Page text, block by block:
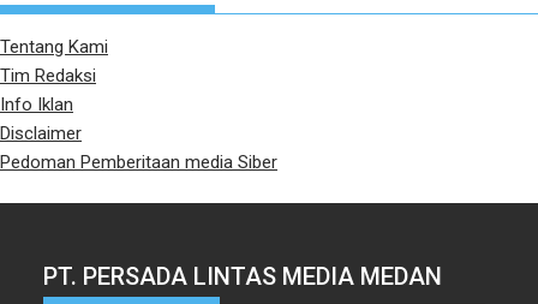
Tentang Kami
Tim Redaksi
Info Iklan
Disclaimer
Pedoman Pemberitaan media Siber
PT. PERSADA LINTAS MEDIA MEDAN